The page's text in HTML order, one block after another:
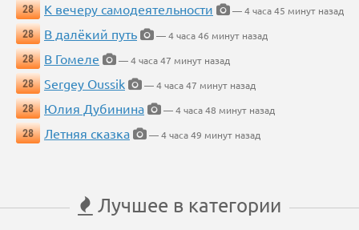
28
К вечеру самодеятельности
— 4 часа 45 минут назад
28
В далёкий путь
— 4 часа 46 минут назад
28
В Гомеле
— 4 часа 47 минут назад
28
Sergey Oussik
— 4 часа 47 минут назад
28
Юлия Дубинина
— 4 часа 48 минут назад
28
Летняя сказка — 4 часа 49 минут назад
Лучшее в категории